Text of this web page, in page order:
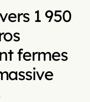
la vente massive
1 950
fermes